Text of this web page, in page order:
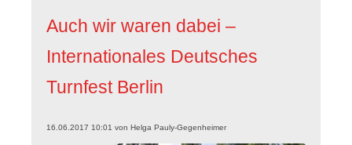
Auch wir waren dabei –
Internationales Deutsches
Turnfest Berlin
16.06.2017 10:01 von Helga Pauly-Gegenheimer